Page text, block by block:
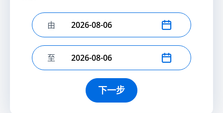
選擇開始日期
由
選擇結束日期
至
下一步